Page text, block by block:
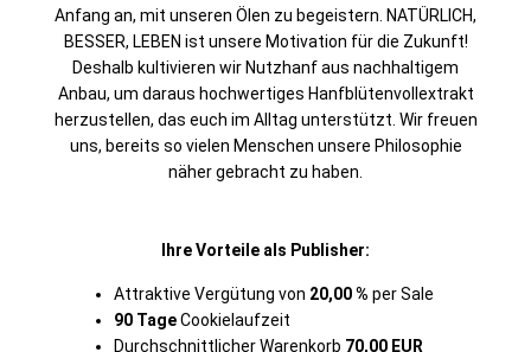
Anfang an, mit unseren Ölen zu begeistern. NATÜRLICH,
BESSER, LEBEN ist unsere Motivation für die Zukunft!
Deshalb kultivieren wir Nutzhanf aus nachhaltigem
Anbau, um daraus hochwertiges Hanfblütenvollextrakt
herzustellen, das euch im Alltag unterstützt. Wir freuen
uns, bereits so vielen Menschen unsere Philosophie
näher gebracht zu haben.
Ihre Vorteile als Publisher:
Attraktive Vergütung von 20,00 % per Sale
90 TageCookielaufzeit
Durchschnittlicher Warenkorb 70,00 EUR